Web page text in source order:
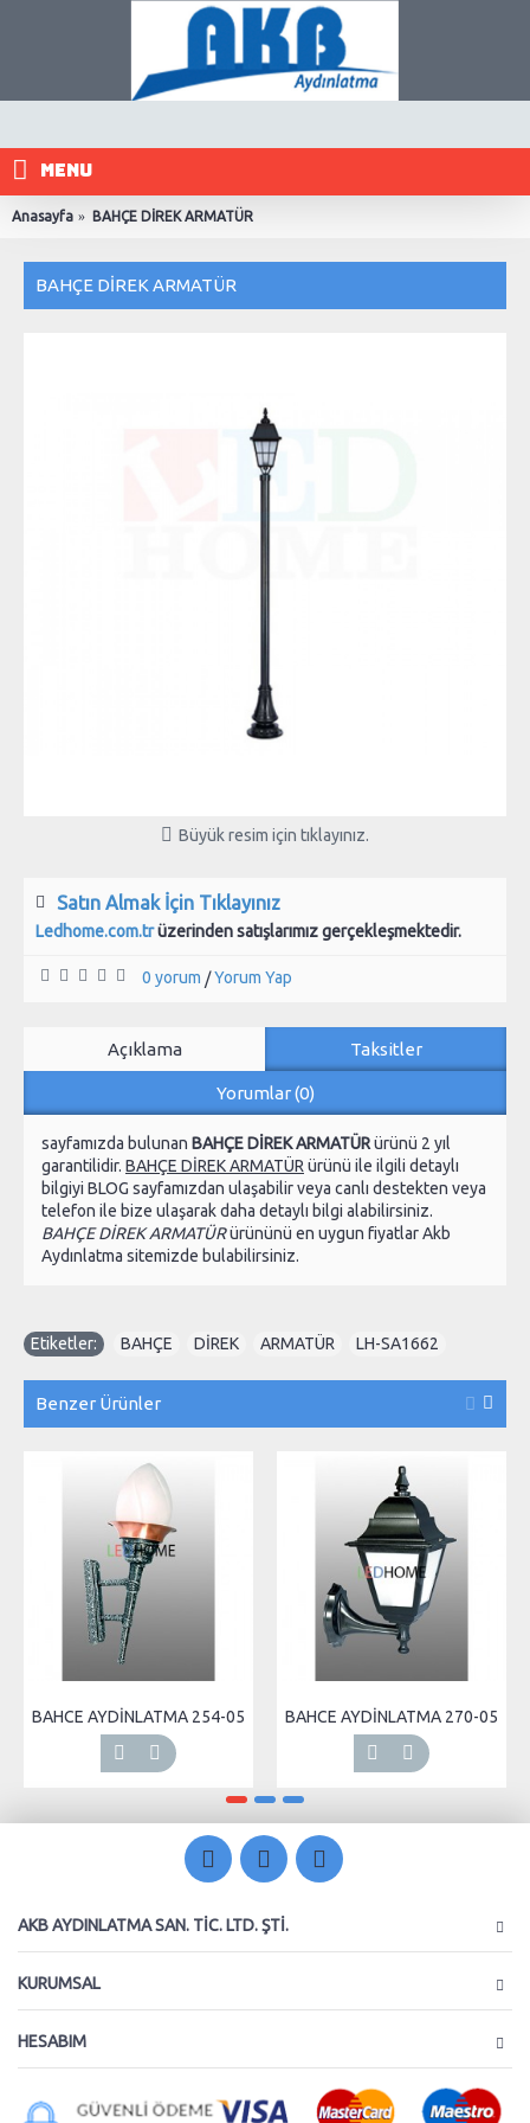
MENU
Anasayfa BAHÇE DİREK ARMATÜR
BAHÇE DİREK ARMATÜR
Büyük resim için tıklayınız.
Satın Almak İçin Tıklayınız
Ledhome.com.trüzerinden satışlarımız gerçekleşmektedir.
0 yorum /Yorum Yap
Açıklama Taksitler
Yorumlar (0)
sayfamızda bulunan BAHÇE DİREK ARMATÜRürünü 2 yıl
garantilidir. BAHÇE DİREK ARMATÜR ürünü ile ilgili detaylı
bilgiyi BLOG sayfamızdan ulaşabilir veya canlı destekten veya
telefon ile bize ulaşarak daha detaylı bilgi alabilirsiniz.
BAHÇE DİREK ARMATÜRürününü en uygun fiyatlar Akb
Aydınlatma sitemizde bulabilirsiniz.
Etiketler: BAHÇE DİREK ARMATÜR LH-SA1662
Benzer Ürünler
BAHCE AYDİNLATMA 254-05 BAHCE AYDİNLATMA 270-05
AKB AYDINLATMA SAN. TIC. LTD. ŞTI.
KURUMSAL
HESABIM